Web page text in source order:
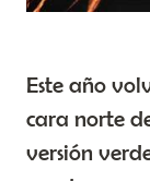
Este año
cara norte
versión